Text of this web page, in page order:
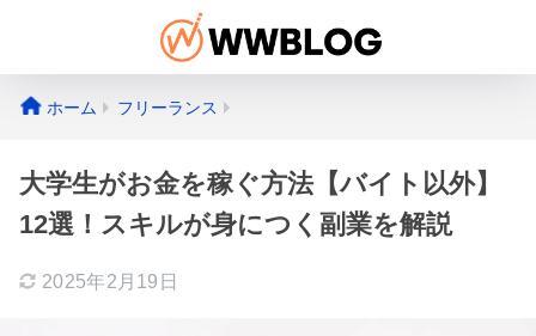
ホーム フリーランス
大学生がお金を稼ぐ方法【バイト以外】
12選！スキルが身につく副業を解説
2025年2月19日